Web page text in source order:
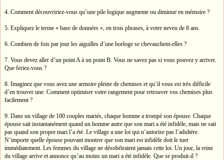
4. Comment découvririez-vous qu’une pile logique augmente ou diminue en mémoire ?
5. Expliquez le terme « base de données », en trois phrases, à votre neveu de 8 ans.
6. Combien de fois par jour les aiguilles d’une horloge se chevauchent-elles ?
7. Vous devez aller d’un point A à un point B. Vous ne savez pas si vous pouvez y arriver.
Que feriez-vous ?
8. Imaginez que vous avez une armoire pleine de chemises et qu’il vous est très difficile
d’en trouver une. Comment optimiser votre rangement pour retrouver vos chemises plus
facilement ?
9. Dans un village de 100 couples mariés, chaque homme a trompé son épouse. Chaque
épouse sait instantanément quand un homme autre que son mari a été infidèle, mais ne sait
pas quand son propre mari l’a été. Le village a une loi qui n’autorise pas l’adultère.
N’importe quelle épouse pouvant montrer que son mari est infidèle doit le tuer
immédiatement. Les femmes du village ne désobéiraient jamais cette loi. Un jour, la reine
du village arrive et annonce qu’au moins un mari a été infidèle. Que se produit-il ?